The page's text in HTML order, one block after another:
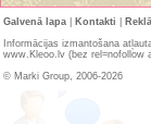
Galvenā lapa Kontakti
Informācijas izmantošana
www.Kleoo.lv (bez rel=nofollow
© Marki Group, 2006-2026